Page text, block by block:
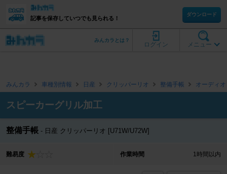
記事を保存していつでも見られる！
ダウンロード
メニュー
ログイン
みんカラとは？
みんカラ 車種別情報 日産 クリッパーリオ 整備手帳 オーディ
スピーカーグリル加工
整備手帳 日産 クリッパーリオ [U71W/U72W]
難易度 作業時間 1時間以内